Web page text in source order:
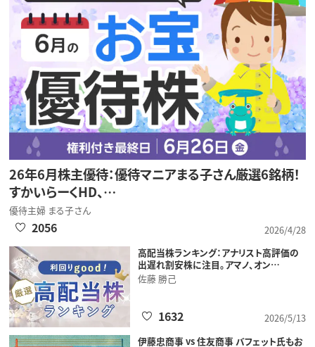
26年6月株主優待：優待マニアまる子さん厳選6銘柄！
すかいらーくHD、…
優待主婦 まる子さん
2026/4/28
2056
高配当株ランキング：アナリスト高評価の
出遅れ割安株に注目。アマノ、オン…
佐藤 勝己
2026/5/13
1632
伊藤忠商事 vs 住友商事 バフェット氏もお